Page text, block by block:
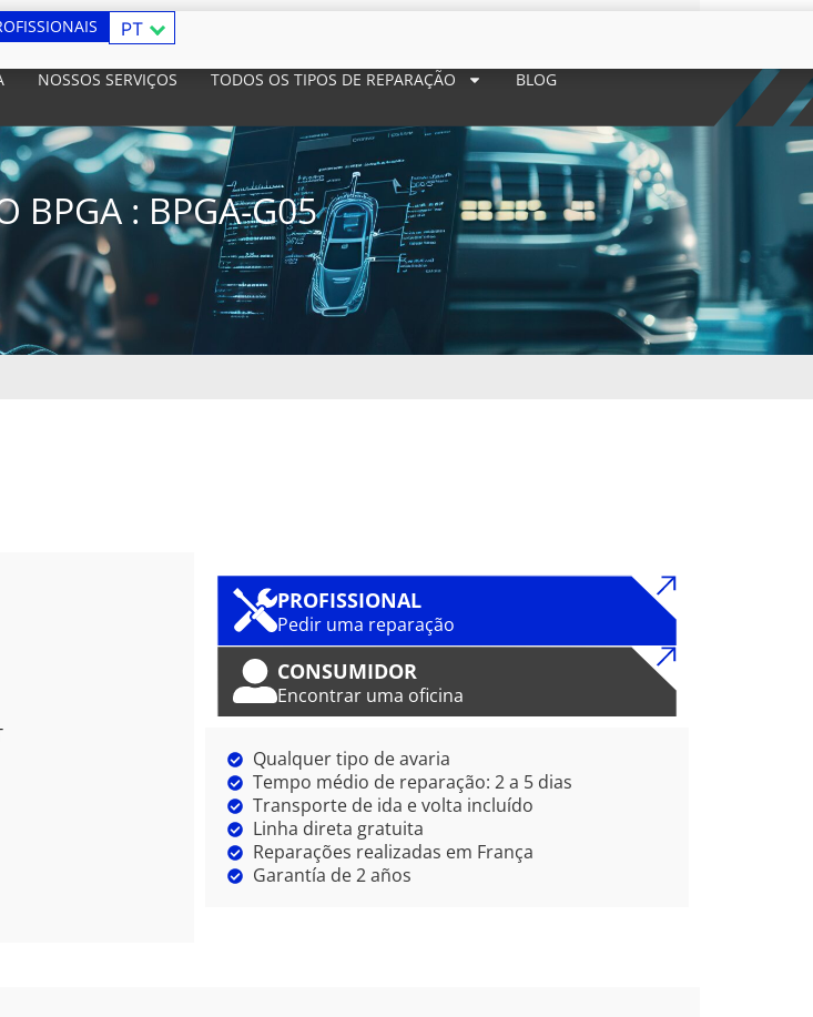
PT
NOSSOS SERVIÇOS TODOS OS TIPOS DE REPARAÇÃO
BLOG
BPGA : BPGA-G05
PROFISSIONAL
Pedir uma reparação
CONSUMIDOR
Encontrar uma oficina
Qualquer tipo de avaria
Tempo médio de reparação: 2 a 5 dias
Transporte de ida e volta incluído
Linha direta gratuita
Reparações realizadas em França
Garantía de 2 años